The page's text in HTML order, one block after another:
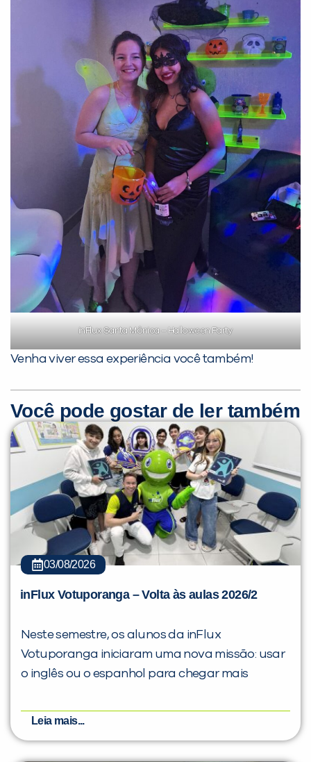
inFlux Santa Mônica – Halloween Party
Venha viver essa experiência você também!
Você pode gostar de ler também
03/08/2026
inFlux Votuporanga – Volta às aulas 2026/2
Neste semestre, os alunos da inFlux
Votuporanga iniciaram uma nova missão: usar
o inglês ou o espanhol para chegar mais
Leia mais...